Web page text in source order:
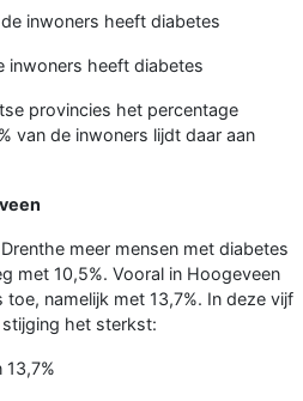
inwoners heeft diabetes
inwoners heeft diabetes
provincies het percentage
van de inwoners lijdt daar aan
meer mensen met diabetes
met 10,5%. Vooral in Hoogeveen
namelijk met 13,7%. In deze vijf
het sterkst: